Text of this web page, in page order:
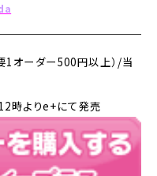
1オーダー500円以上）/当
時よりe+にて発売